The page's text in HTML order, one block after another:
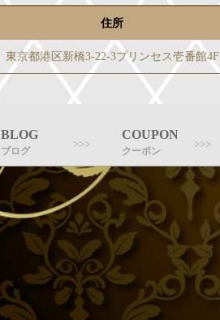
住所
東京都港区新橋3-22-3プリンセス壱番館4F
BLOG
ブログ
COUPON
クーポン